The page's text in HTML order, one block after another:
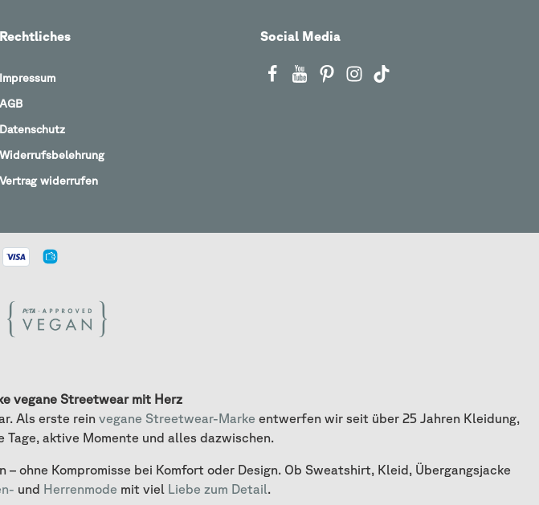
Social Media
Rechtliches
Impressum
AGB
Datenschutz
Widerrufsbelehrung
Vertrag widerrufen
vegane Streetwear mit Herz
Als erste rein vegane Streetwear-Marke entwerfen wir seit über 25 Jahren Kleidung,
aktive Momente und alles dazwischen.
ohne Kompromisse bei Komfort oder Design. Ob Sweatshirt, Kleid, Übergangsjacke
und Herrenmode mit viel Liebe zum Detail.